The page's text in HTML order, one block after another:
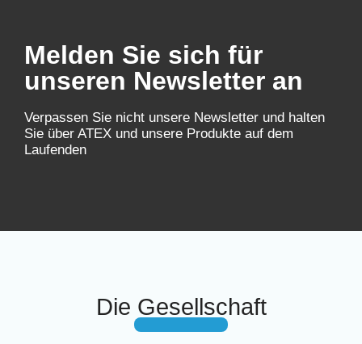
Melden Sie sich für
unseren Newsletter an
Verpassen Sie nicht unsere Newsletter und halten
Sie über ATEX und unsere Produkte auf dem
Laufenden
Die Gesellschaft